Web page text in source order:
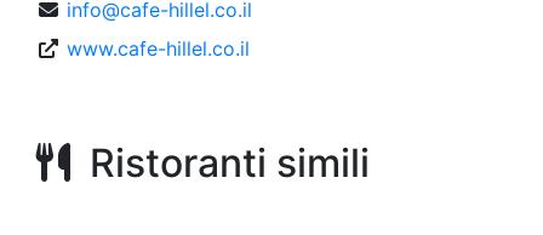
info@cafe-hillel.co.il
www.cafe-hillel.co.il
Ristoranti simili